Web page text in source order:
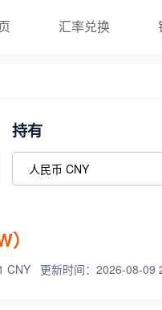
汇率兑换
持有
CNY 更新时间：2026-08-09